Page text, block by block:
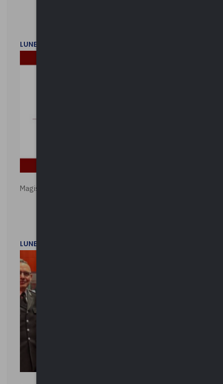
LUNEDì 2 FEBBRAIO 2026
Magistratura e Costituzione. Le ragioni del SÌ e del NO
LUNEDì 1 DICEMBRE 2025